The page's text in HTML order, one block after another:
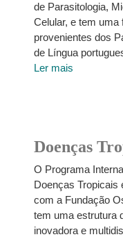
de Parasitologia,
Celular, e tem uma
provenientes dos
de Língua
Ler mais
Doenças
O Programa
Doenças Tropicais
com a Fundação
tem uma estrutura
inovadora e